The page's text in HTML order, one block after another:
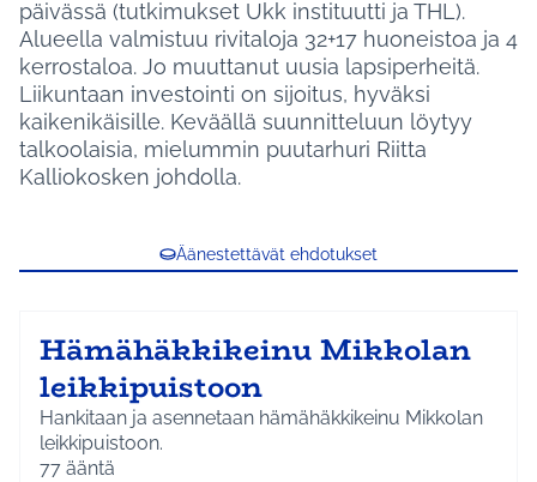
päivässä (tutkimukset Ukk instituutti ja THL).
Alueella valmistuu rivitaloja 32+17 huoneistoa ja 4
kerrostaloa. Jo muuttanut uusia lapsiperheitä.
Liikuntaan investointi on sijoitus, hyväksi
kaikenikäisille. Keväällä suunnitteluun löytyy
talkoolaisia, mielummin puutarhuri Riitta
Kalliokosken johdolla.
Äänestettävät ehdotukset
Hämähäkkikeinu Mikkolan
leikkipuistoon
Hankitaan ja asennetaan hämähäkkikeinu Mikkolan
leikkipuistoon.
77 ääntä